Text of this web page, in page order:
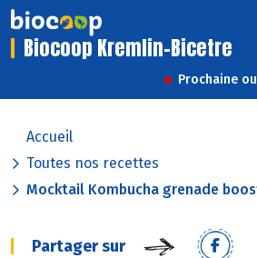
Biocoop Kremlin-Bicetre
Prochaine
Accueil
Toutes nos recettes
Mocktail Kombucha grenade
Partager sur